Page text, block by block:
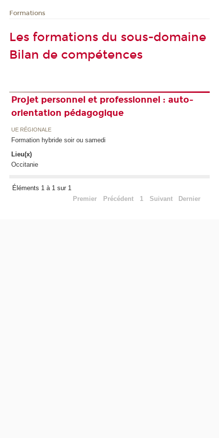
Formations
Les formations du sous-domaine
Bilan de compétences
Projet personnel et professionnel : auto-
orientation pédagogique
UE RÉGIONALE
Formation hybride soir ou samedi
Lieu(x)
Occitanie
Éléments 1 à 1 sur 1
Premier
Précédent 1 Suivant Dernier